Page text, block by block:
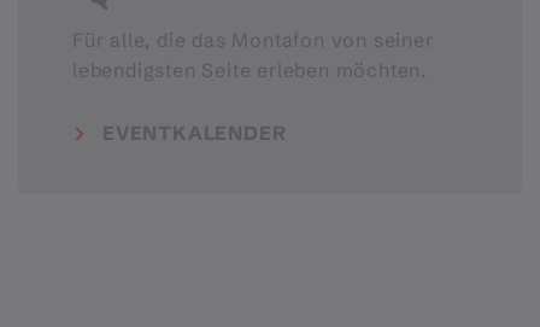
Für alle, die das Montafon von seiner
lebendigsten Seite erleben möchten.
EVENTKALENDER